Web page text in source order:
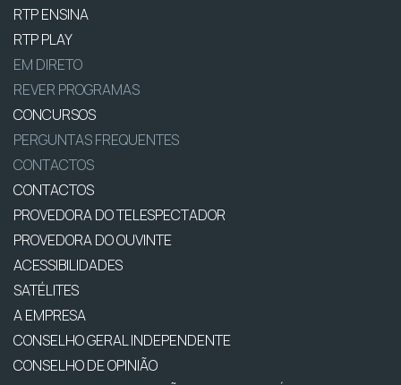
RTP ENSINA
RTP PLAY
EM DIRETO
REVER PROGRAMAS
CONCURSOS
PERGUNTAS FREQUENTES
CONTACTOS
CONTACTOS
PROVEDORA DO TELESPECTADOR
PROVEDORA DO OUVINTE
ACESSIBILIDADES
SATÉLITES
A EMPRESA
CONSELHO GERAL INDEPENDENTE
CONSELHO DE OPINIÃO